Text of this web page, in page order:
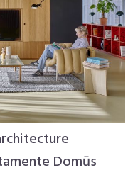
Domūs